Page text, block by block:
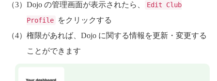
Dojo の管理画面が表示されたら、
Edit Club
Profile
をクリックする
権限があれば、Dojo に関する情報を更新・変更する
ことができます